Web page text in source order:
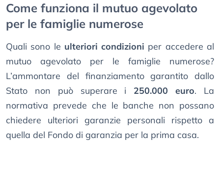
Come funziona il mutuo agevolato
per le famiglie numerose
Quali sono le ulteriori condizioni per accedere al
mutuo agevolato per le famiglie numerose?
L’ammontare del finanziamento garantito dallo
Stato non può superare i 250.000 euro. La
normativa prevede che le banche non possano
chiedere ulteriori garanzie personali rispetto a
quella del Fondo di garanzia per la prima casa.